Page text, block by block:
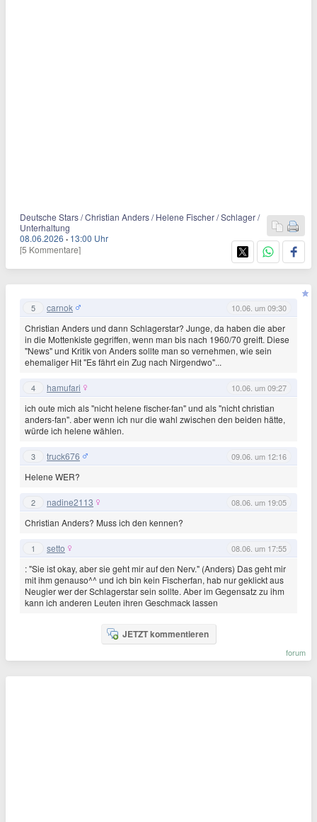
Deutsche Stars / Christian Anders / Helene Fischer / Schlager /
Unterhaltung
08.06.2026 · 13:00 Uhr
[5 Kommentare]
5 carnok 10.06. um 09:30
Christian Anders und dann Schlagerstar? Junge, da haben die aber
in die Mottenkiste gegriffen, wenn man bis nach 1960/70 greift. Diese
"News" und Kritik von Anders sollte man so vernehmen, wie sein
ehemaliger Hit "Es fährt ein Zug nach Nirgendwo"...
4 hamufari 10.06. um 09:27
ich oute mich als "nicht helene fischer-fan" und als "nicht christian
anders-fan". aber wenn ich nur die wahl zwischen den beiden hätte,
würde ich helene wählen.
3 truck676 09.06. um 12:16
Helene WER?
2 nadine2113 08.06. um 19:05
Christian Anders? Muss ich den kennen?
1 setto 08.06. um 17:55
: "Sie ist okay, aber sie geht mir auf den Nerv." (Anders) Das geht mir
mit ihm genauso^^ und ich bin kein Fischerfan, hab nur geklickt aus
Neugier wer der Schlagerstar sein sollte. Aber im Gegensatz zu ihm
kann ich anderen Leuten ihren Geschmack lassen
JETZT kommentieren
forum